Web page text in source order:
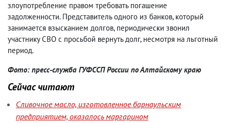
злоупотребление правом требовать погашение
задолженности. Представитель одного из банков, который
занимается взысканием долгов, периодически звонил
участнику СВО с просьбой вернуть долг, несмотря на льготный
период.
Фото: пресс-служба ГУФССП России по Алтайскому краю
Сейчас читают
Сливочное масло, изготовленное барнаульским
предприятием, оказалось маргарином